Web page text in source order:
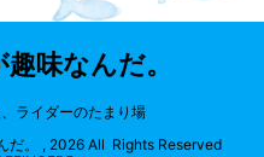
味なんだ。
ライダーのたまり場
だ。 , 2026 All Rights Reserved